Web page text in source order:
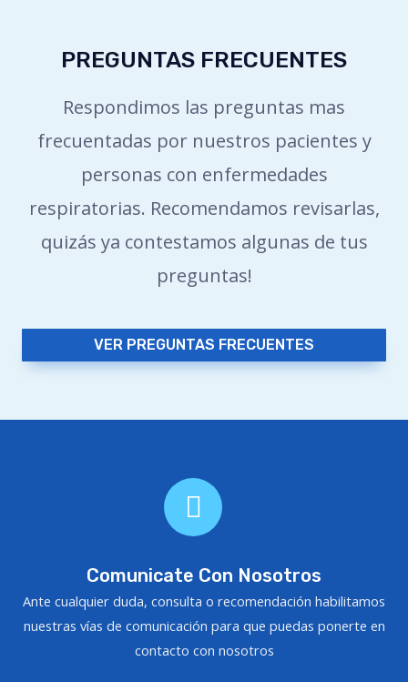
PREGUNTAS FRECUENTES
Respondimos las preguntas mas
frecuentadas por nuestros pacientes y
personas con enfermedades
respiratorias. Recomendamos revisarlas,
quizás ya contestamos algunas de tus
preguntas!
VER PREGUNTAS FRECUENTES
Comunicate Con Nosotros
Ante cualquier duda, consulta o recomendación habilitamos
nuestras vías de comunicación para que puedas ponerte en
contacto con nosotros